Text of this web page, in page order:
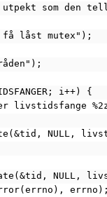
utpekt som den
få låst mutex");
i++) {
livstidsfange
NULL,
strerror(errno),